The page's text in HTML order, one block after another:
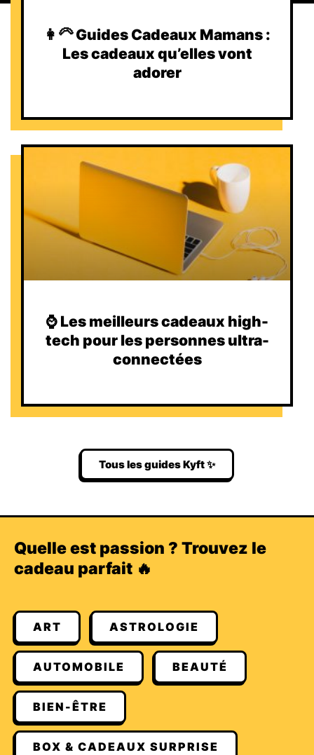
👩‍🦳 Guides Cadeaux Mamans :
Les cadeaux qu’elles vont
adorer
⌚️ Les meilleurs cadeaux high-
tech pour les personnes ultra-
connectées
Tous les guides Kyft ✨
Quelle est passion ? Trouvez le
cadeau parfait 🔥
ART ASTROLOGIE
AUTOMOBILE BEAUTÉ
BIEN-ÊTRE
BOX & CADEAUX SURPRISE